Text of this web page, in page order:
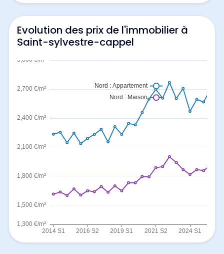
Evolution des prix de l'immobilier à
Saint-sylvestre-cappel